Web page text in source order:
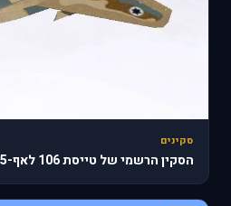
סקינים
הסקין הרשמי של טייסת 106 לאף-15